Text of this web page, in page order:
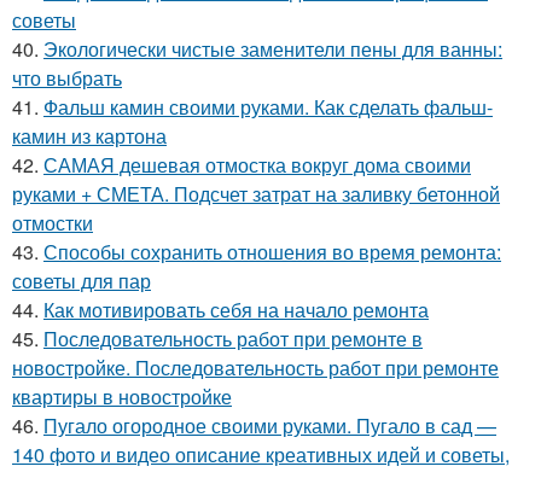
советы
40. Экологически чистые заменители пены для ванны:
что выбрать
41. Фальш камин своими руками. Как сделать фальш-
камин из картона
42. САМАЯ дешевая отмостка вокруг дома своими
руками + СМЕТА. Подсчет затрат на заливку бетонной
отмостки
43. Способы сохранить отношения во время ремонта:
советы для пар
44. Как мотивировать себя на начало ремонта
45. Последовательность работ при ремонте в
новостройке. Последовательность работ при ремонте
квартиры в новостройке
46. Пугало огородное своими руками. Пугало в сад —
140 фото и видео описание креативных идей и советы,